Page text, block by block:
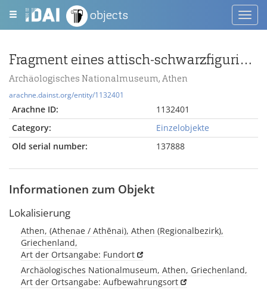
objects
Fragment eines attisch-schwarzfigurigen Gefäßes
Archäologisches Nationalmuseum, Athen
arachne.dainst.org/entity/1132401
Arachne ID:
1132401
Category:
Einzelobjekte
Old serial number:
137888
Informationen zum Objekt
Lokalisierung
Athen, (Athenae / Athēnai), Athen (Regionalbezirk),
Griechenland,
Art der Ortsangabe: Fundort
Archäologisches Nationalmuseum, Athen, Griechenland,
Art der Ortsangabe: Aufbewahrungsort